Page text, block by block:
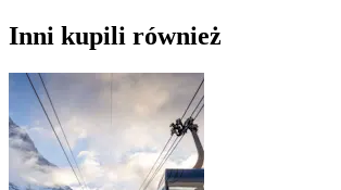
Inni kupili również